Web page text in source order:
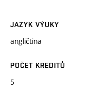
JAZYK VÝUKY
angličtina
POČET KREDITŮ
5